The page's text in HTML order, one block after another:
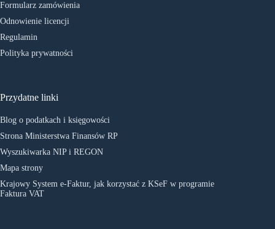
Formularz zamówienia
Odnowienie licencji
Regulamin
Polityka prywatności
Przydatne linki
Blog o podatkach i księgowości
Strona Ministerstwa Finansów RP
Wyszukiwarka NIP i REGON
Mapa strony
Krajowy System e-Faktur, jak korzystać z KSeF w programie
Faktura VAT